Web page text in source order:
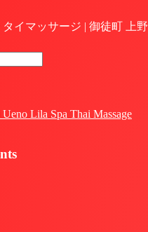
タイマッサージ | 御徒町 上野
Lila Spa Thai Massage